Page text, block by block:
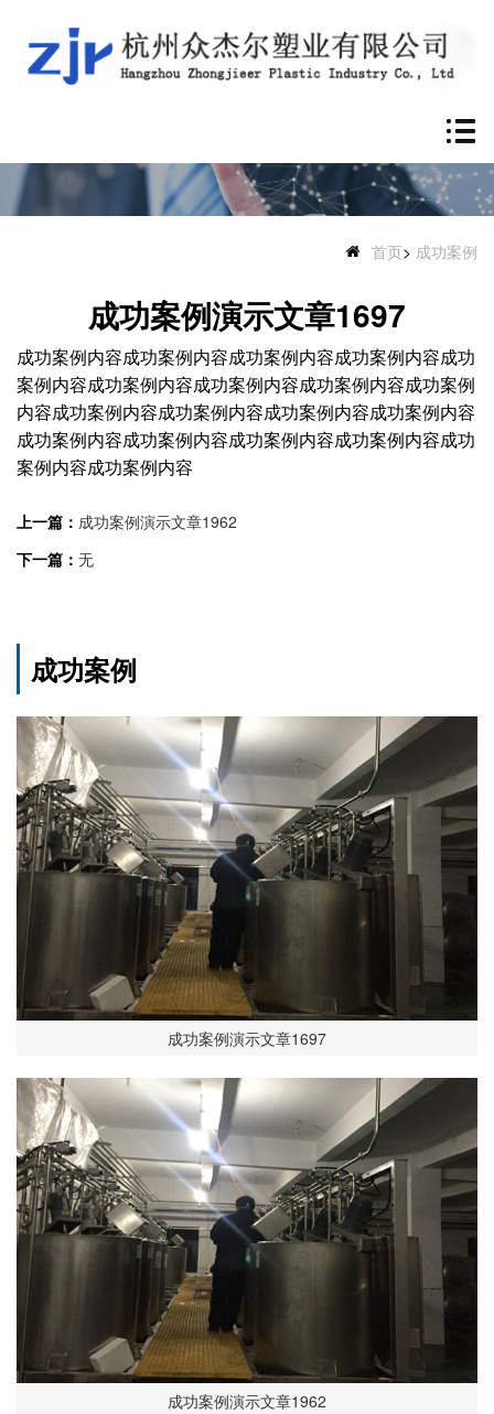
首页> 成功案例
成功案例演示文章1697
成功案例内容成功案例内容成功案例内容成功案例内容成功
案例内容成功案例内容成功案例内容成功案例内容成功案例
内容成功案例内容成功案例内容成功案例内容成功案例内容
成功案例内容成功案例内容成功案例内容成功案例内容成功
案例内容成功案例内容
上一篇： 成功案例演示文章1962
下一篇： 无
成功案例
成功案例演示文章1697
成功案例演示文章1962